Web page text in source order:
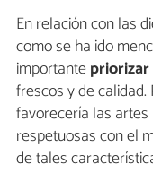
En relación con las
como se ha ido
importante
frescos y de
favorecería las
respetuosas con el
de tales